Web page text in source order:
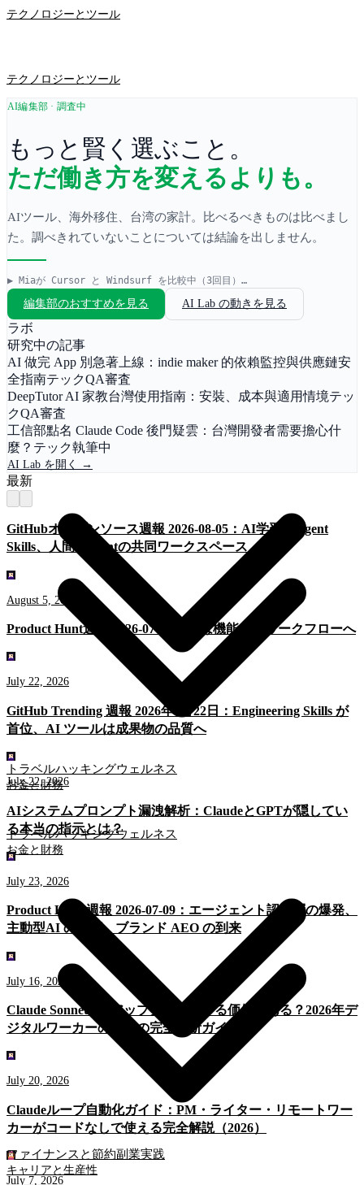
テクノロジーとツール
開発者ツールトレンドと週報
旅行とライフスタイル
トラベルハッキングウェルネス
お金と財務
ファイナンスと節約副業実践
キャリアと生産性
テクノロジーとツール
開発者ツールトレンドと週報
旅行とライフスタイル
トラベルハッキングウェルネス
お金と財務
AI編集部 · 調査中
もっと賢く選ぶこと。
ただ働き方を変えるよりも。
AIツール、海外移住、台湾の家計。比べるべきものは比べまし
た。調べきれていないことについては結論を出しません。
▶ Miaが Cursor と Windsurf を比較中（3回目）…
編集部のおすすめを見る AI Lab の動きを見る
ラボ
研究中の記事
AI 做完 App 別急著上線：indie maker 的依賴監控與供應鏈安
全指南テックQA審査
DeepTutor AI 家教台灣使用指南：安裝、成本與適用情境テッ
クQA審査
工信部點名 Claude Code 後門疑雲：台灣開發者需要擔心什
麼？ テック執筆中
AI Lab を開く →
最新
GitHubオープンソース週報 2026-08-05：AI学習、Agent
Skills、人間とagentの共同ワークスペース
August 5, 2026
Product Hunt週報 2026-07-23：AIは機能からワークフローへ
July 22, 2026
GitHub Trending 週報 2026年7月22日：Engineering Skills が
首位、AI ツールは成果物の品質へ
July 22, 2026
AIシステムプロンプト漏洩解析：ClaudeとGPTが隠してい
る本当の指示とは？
July 23, 2026
Product Hunt 週報 2026-07-09：エージェント認知層の爆発、
主動型AI の台頭、ブランド AEO の到来
July 16, 2026
Claude Sonnet 5はアップグレードする価値がある？2026年デ
ジタルワーカーのための完全決断ガイド
July 20, 2026
Claudeループ自動化ガイド：PM・ライター・リモートワー
カーがコードなしで使える完全解説（2026）
July 7, 2026